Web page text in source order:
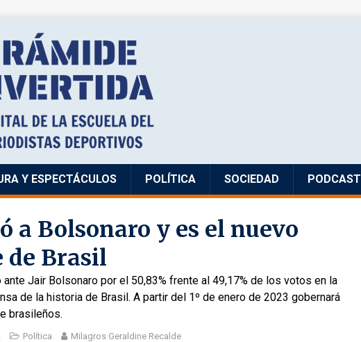
Y ESPECTÁCULOS POLÍTICA SOCIEDAD PODCAST
a Bolsonaro y es el nuevo
de Brasil
Jair Bolsonaro por el 50,83% frente al 49,17% de los votos en la
de la historia de Brasil. A partir del 1º de enero de 2023 gobernará
brasileños.
Política Milagros Geraldine Recalde